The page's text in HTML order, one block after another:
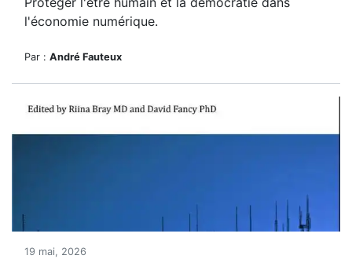
l'économie numérique.
Par : André Fauteux
19 mai, 2026